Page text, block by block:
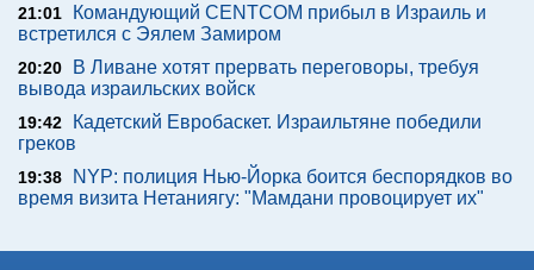
21:01
Командующий CENTCOM прибыл в Израиль и
встретился с Эялем Замиром
20:20
В Ливане хотят прервать переговоры, требуя
вывода израильских войск
19:42
Кадетский Евробаскет. Израильтяне победили
греков
19:38
NYP: полиция Нью-Йорка боится беспорядков во
время визита Нетаниягу: "Мамдани провоцирует их"